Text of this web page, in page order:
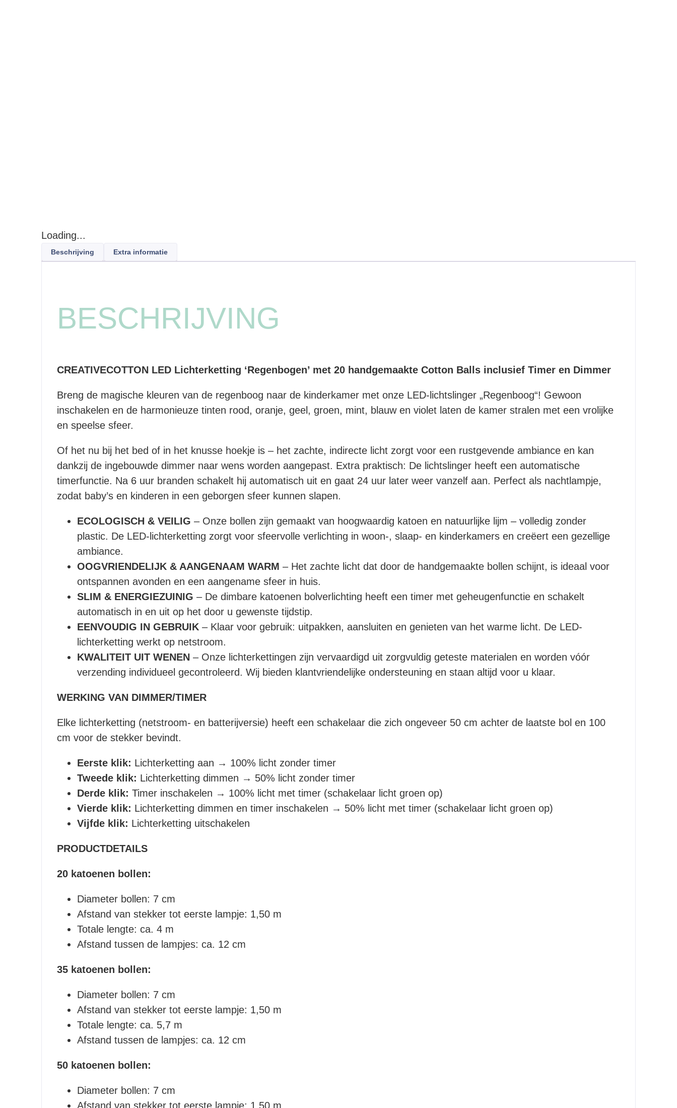
Loading...
Beschrijving Extra informatie
BESCHRIJVING
CREATIVECOTTON LED Lichterketting ‘Regenbogen’ met 20 handgemaakte Cotton Balls inclusief Timer en Dimmer
Breng de magische kleuren van de regenboog naar de kinderkamer met onze LED-lichtslinger „Regenboog“! Gewoon
inschakelen en de harmonieuze tinten rood, oranje, geel, groen, mint, blauw en violet laten de kamer stralen met een vrolijke
en speelse sfeer.
Of het nu bij het bed of in het knusse hoekje is – het zachte, indirecte licht zorgt voor een rustgevende ambiance en kan
dankzij de ingebouwde dimmer naar wens worden aangepast. Extra praktisch: De lichtslinger heeft een automatische
timerfunctie. Na 6 uur branden schakelt hij automatisch uit en gaat 24 uur later weer vanzelf aan. Perfect als nachtlampje,
zodat baby’s en kinderen in een geborgen sfeer kunnen slapen.
ECOLOGISCH & VEILIG – Onze bollen zijn gemaakt van hoogwaardig katoen en natuurlijke lijm – volledig zonder
plastic. De LED-lichterketting zorgt voor sfeervolle verlichting in woon-, slaap- en kinderkamers en creëert een gezellige
ambiance.
OOGVRIENDELIJK & AANGENAAM WARM – Het zachte licht dat door de handgemaakte bollen schijnt, is ideaal voor
ontspannen avonden en een aangename sfeer in huis.
SLIM & ENERGIEZUINIG – De dimbare katoenen bolverlichting heeft een timer met geheugenfunctie en schakelt
automatisch in en uit op het door u gewenste tijdstip.
EENVOUDIG IN GEBRUIK – Klaar voor gebruik: uitpakken, aansluiten en genieten van het warme licht. De LED-
lichterketting werkt op netstroom.
KWALITEIT UIT WENEN – Onze lichterkettingen zijn vervaardigd uit zorgvuldig geteste materialen en worden vóór
verzending individueel gecontroleerd. Wij bieden klantvriendelijke ondersteuning en staan altijd voor u klaar.
WERKING VAN DIMMER/TIMER
Elke lichterketting (netstroom- en batterijversie) heeft een schakelaar die zich ongeveer 50 cm achter de laatste bol en 100
cm voor de stekker bevindt.
Eerste klik: Lichterketting aan → 100% licht zonder timer
Tweede klik: Lichterketting dimmen → 50% licht zonder timer
Derde klik: Timer inschakelen → 100% licht met timer (schakelaar licht groen op)
Vierde klik: Lichterketting dimmen en timer inschakelen → 50% licht met timer (schakelaar licht groen op)
Vijfde klik: Lichterketting uitschakelen
PRODUCTDETAILS
20 katoenen bollen:
Diameter bollen: 7 cm
Afstand van stekker tot eerste lampje: 1,50 m
Totale lengte: ca. 4 m
Afstand tussen de lampjes: ca. 12 cm
35 katoenen bollen:
Diameter bollen: 7 cm
Afstand van stekker tot eerste lampje: 1,50 m
Totale lengte: ca. 5,7 m
Afstand tussen de lampjes: ca. 12 cm
50 katoenen bollen:
Diameter bollen: 7 cm
Afstand van stekker tot eerste lampje: 1,50 m